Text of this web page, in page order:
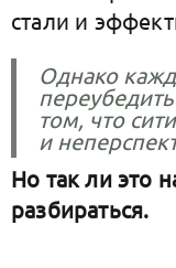
стали и
Однако
том, что
и
Но так ли это
разбираться.